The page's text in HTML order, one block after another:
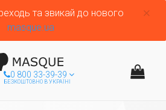
та звикай до нового
masque.ua
0 800 33-39-39
БЕЗКОШТОВНО В УКРАЇНІ